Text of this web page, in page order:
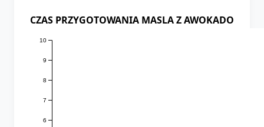
CZAS PRZYGOTOWANIA MASLA Z AWOKADO
6
7
8
9
10